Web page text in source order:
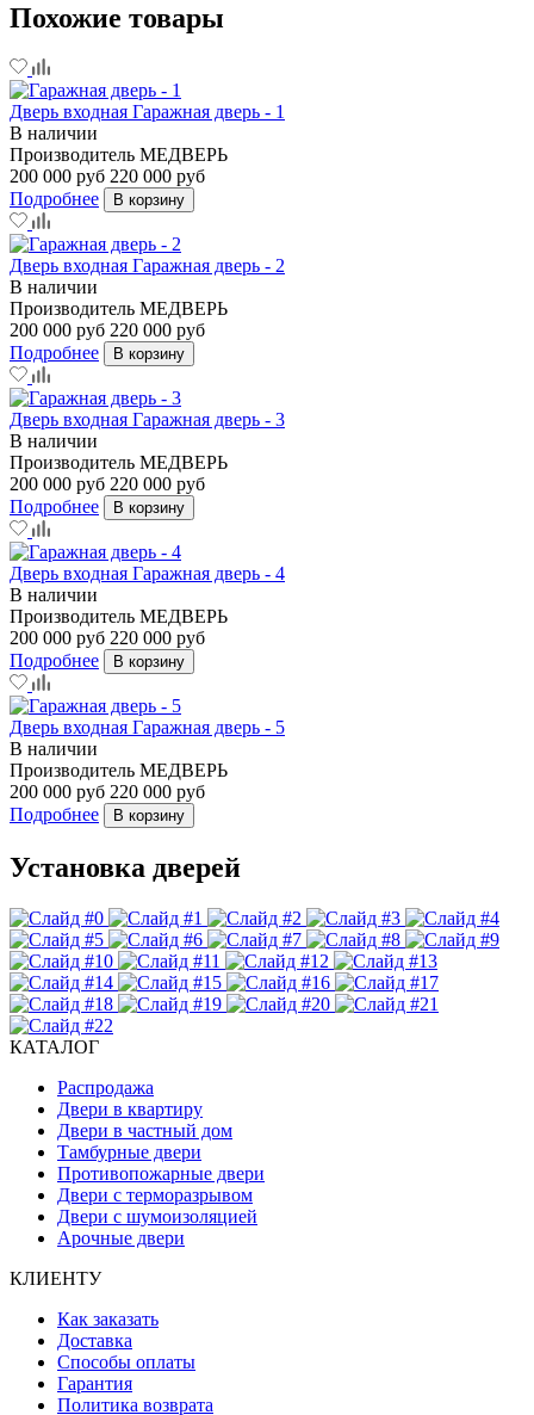
Похожие товары
Дверь входная Гаражная дверь - 1
В наличии
Производитель МЕДВЕРЬ
200 000 руб 220 000 руб
Подробнее
В корзину
Дверь входная Гаражная дверь - 2
В наличии
Производитель МЕДВЕРЬ
200 000 руб 220 000 руб
Подробнее
В корзину
Дверь входная Гаражная дверь - 3
В наличии
Производитель МЕДВЕРЬ
200 000 руб 220 000 руб
Подробнее
В корзину
Дверь входная Гаражная дверь - 4
В наличии
Производитель МЕДВЕРЬ
200 000 руб 220 000 руб
Подробнее
В корзину
Дверь входная Гаражная дверь - 5
В наличии
Производитель МЕДВЕРЬ
200 000 руб 220 000 руб
Подробнее
В корзину
Установка дверей
КАТАЛОГ
Распродажа
Двери в квартиру
Двери в частный дом
Тамбурные двери
Противопожарные двери
Двери с терморазрывом
Двери с шумоизоляцией
Арочные двери
КЛИЕНТУ
Как заказать
Доставка
Способы оплаты
Гарантия
Политика возврата